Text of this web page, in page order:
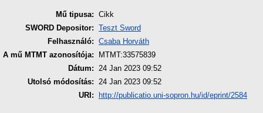
Mű tipusa: Cikk
SWORD Depositor: Teszt Sword
Felhasználó: Csaba Horváth
A mű MTMT azonosítója:
MTMT:33575839
Dátum: 24 Jan 2023 09:52
Utolsó módosítás: 24 Jan 2023 09:52
URI:
http://publicatio.uni-sopron.hu/id/eprint/2584